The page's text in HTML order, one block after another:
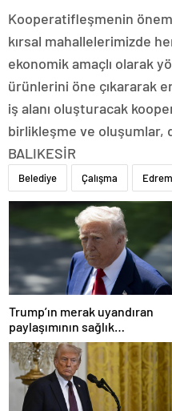
Kooperatifleşmenin
kırsal mahallelerimizde
ekonomik amaçlı olarak
ürünlerini öne çıkararak
iş alanı oluşturacak
birlikleşme ve oluşumlar,
BALIKESİR
Belediye Çalışma
Trump’ın merak uyandıran
paylaşımının sağlık
sistemiyle ilgili kararname
olduğu anlaşıldı